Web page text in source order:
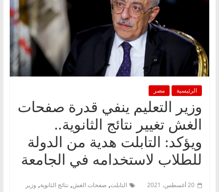
الرئيسية مصر
وزير التعليم ينفي قدرة صفحات
الغش تغيير نتائج الثانوية..
ويؤكد: التابلت هدية من الدولة
للطلاب لاستخدامه في الجامعة
20 أغسطس، 2021 التابلت, صفحات الغش, نتائج الثانوية, وزير